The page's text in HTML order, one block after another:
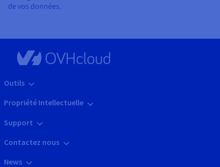
de vos données.
Outils
Propriété Intellectuelle
Support
Contactez nous
News